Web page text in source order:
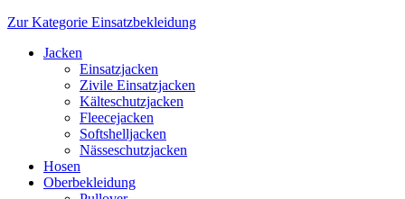
Zur Kategorie Einsatzbekleidung
Jacken
Einsatzjacken
Zivile Einsatzjacken
Kälteschutzjacken
Fleecejacken
Softshelljacken
Nässeschutzjacken
Hosen
Oberbekleidung